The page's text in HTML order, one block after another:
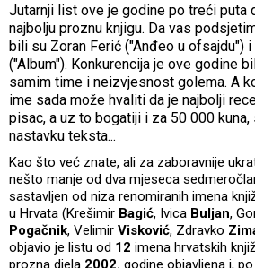
Jutarnji list ove je godine po treći puta
najbolju proznu knjigu. Da vas
bili su Zoran Ferić ("Anđeo u ofsajdu")
("Album"). Konkurencija je ove godine
samim time i neizvjesnost golema. A
ime sada može hvaliti da je najbolji
pisac, a uz to bogatiji i za 50 000
nastavku teksta...
Kao što već znate, ali za zaboravnije
nešto manje od dva mjeseca
sastavljen od niza renomiranih imena
u Hrvata (Krešimir Bagić, Ivica Buljan,
Pogačnik, Velimir Visković, Zdravko
objavio je listu od 12 imena hrvatskih
prozna djela 2002. godine objavljena i,